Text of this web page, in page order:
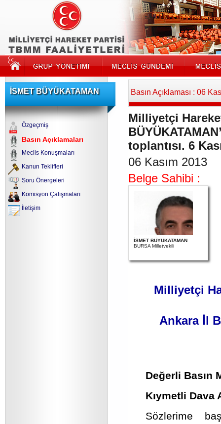
İSMET BÜYÜKATAMAN
Özgeçmiş
Basın Açıklamaları
Meclis Konuşmaları
Kanun Teklifleri
Soru Önergeleri
Komisyon Çalışmaları
İletişim
Basın Açıklaması : 06
Milliyetçi
toplantısı. 6
06 Kasım 2013
Belge Sahibi :
İSMET BÜYÜKATAMAN
BURSA Milletvekili
Milliyetçi
Ankara İl
Değerli Basın
Kıymetli Dava
Sözlerime